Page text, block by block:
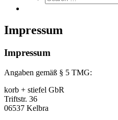
Impressum
Impressum
Angaben gemäß § 5 TMG:
korb + stiefel GbR
Triftstr. 36
06537 Kelbra